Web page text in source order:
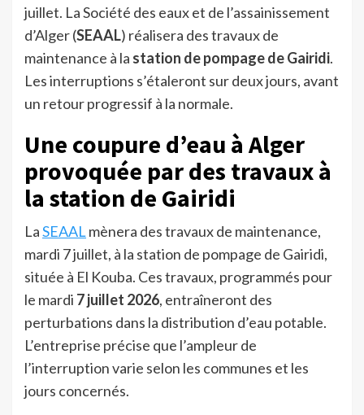
juillet. La Société des eaux et de l’assainissement
d’Alger (SEAAL) réalisera des travaux de
maintenance à la station de pompage de Gairidi.
Les interruptions s’étaleront sur deux jours, avant
un retour progressif à la normale.
Une coupure d’eau à Alger
provoquée par des travaux à
la station de Gairidi
LaSEAAL mènera des travaux de maintenance,
mardi 7 juillet, à la station de pompage de Gairidi,
située à El Kouba. Ces travaux, programmés pour
le mardi 7 juillet 2026, entraîneront des
perturbations dans la distribution d’eau potable.
L’entreprise précise que l’ampleur de
l’interruption varie selon les communes et les
jours concernés.